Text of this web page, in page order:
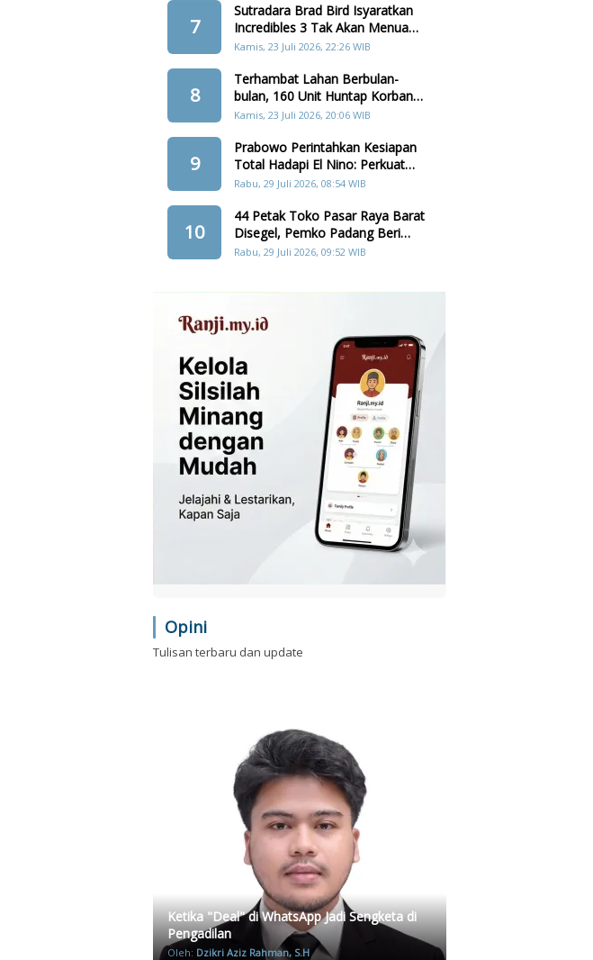
7
Sutradara Brad Bird Isyaratkan
Incredibles 3 Tak Akan Menua
Karakter Keluarga Parr
Kamis, 23 Juli 2026, 22:26 WIB
8
Terhambat Lahan Berbulan-
bulan, 160 Unit Huntap Korban
Bencana Agam Kini Menjelang
Kamis, 23 Juli 2026, 20:06 WIB
9
Prabowo Perintahkan Kesiapan
Total Hadapi El Nino: Perkuat
Cadangan Pangan, Air, dan
Rabu, 29 Juli 2026, 08:54 WIB
10
44 Petak Toko Pasar Raya Barat
Disegel, Pemko Padang Beri
Penghapusan Denda Retribusi
Rabu, 29 Juli 2026, 09:52 WIB
Opini
Tulisan terbaru dan update
Ketika "Deal" di WhatsApp Jadi Sengketa di
Pengadilan
Oleh: Dzikri Aziz Rahman, S.H